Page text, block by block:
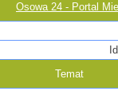
Osowa 24 - Portal
Temat